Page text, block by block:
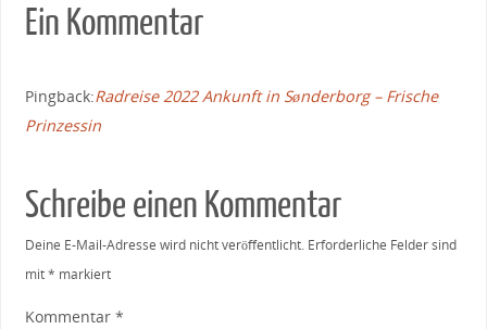
Ein Kommentar
Pingback:Radreise 2022 Ankunft in Sønderborg – Frische
Prinzessin
Schreibe einen Kommentar
Deine E-Mail-Adresse wird nicht veröffentlicht. Erforderliche Felder sind
mit* markiert
Kommentar *